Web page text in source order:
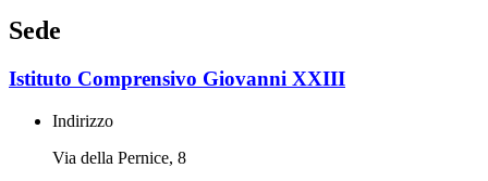
Sede
Istituto Comprensivo Giovanni XXIII
Indirizzo
Via della Pernice, 8